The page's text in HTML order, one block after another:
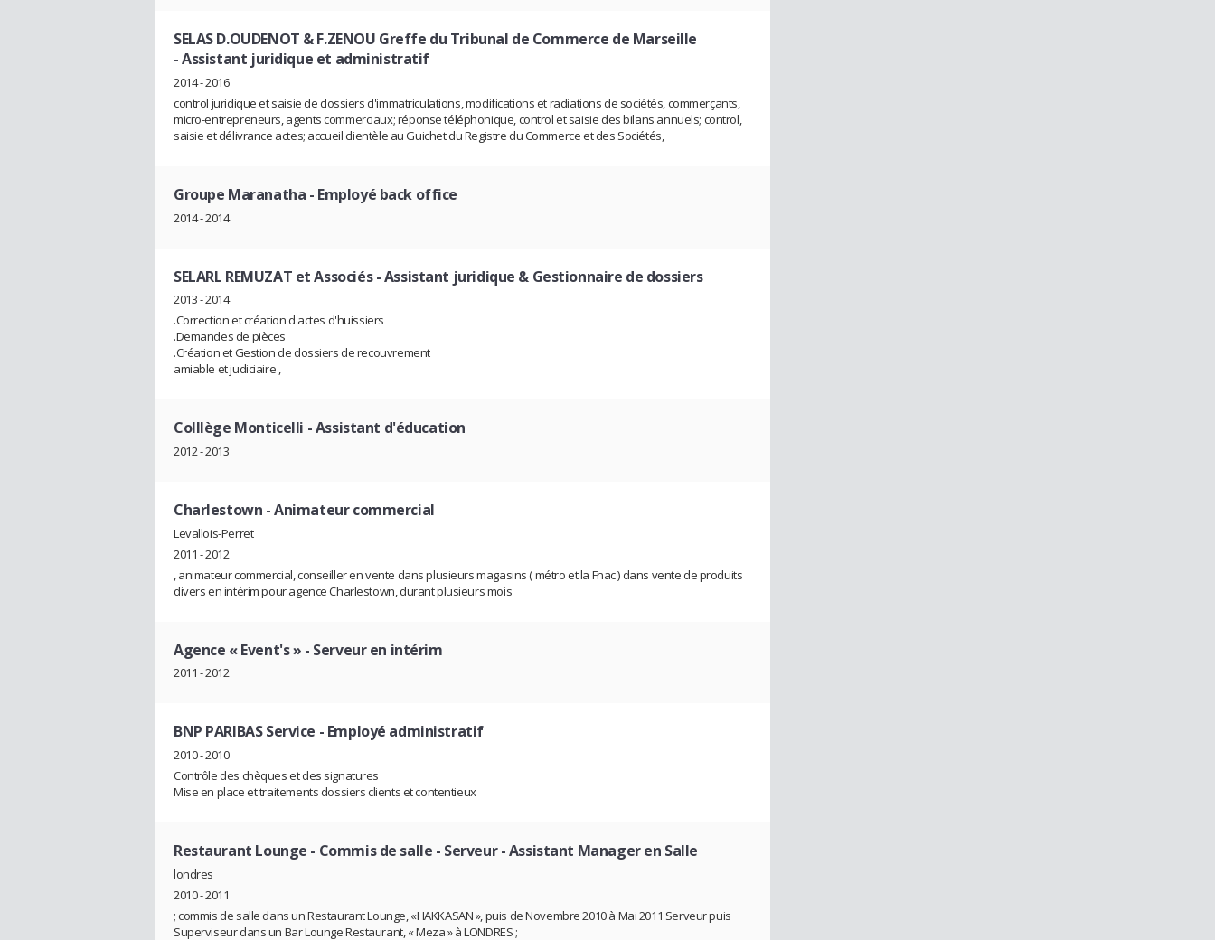
SELAS D.OUDENOT & F.ZENOU Greffe du Tribunal de Commerce de Marseille
- Assistant juridique et administratif
2014 - 2016
control juridique et saisie de dossiers d'immatriculations, modifications et radiations de sociétés, commerçants,
micro-entrepreneurs, agents commerciaux; réponse téléphonique, control et saisie des bilans annuels; control,
saisie et délivrance actes; accueil clientèle au Guichet du Registre du Commerce et des Sociétés,
Groupe Maranatha - Employé back office
2014 - 2014
SELARL REMUZAT et Associés- Assistant juridique & Gestionnaire de dossiers
2013 - 2014
.Correction et création d'actes d'huissiers
.Demandes de pièces
.Création et Gestion de dossiers de recouvrement
amiable et judiciaire ,
Colllège Monticelli - Assistant d'éducation
2012 - 2013
Charlestown - Animateur commercial
Levallois-Perret
2011 - 2012
, animateur commercial, conseiller en vente dans plusieurs magasins ( métro et la Fnac ) dans vente de produits
divers en intérim pour agence Charlestown, durant plusieurs mois
Agence « Event's » - Serveur en intérim
2011 - 2012
BNP PARIBAS Service - Employé administratif
2010 - 2010
Contrôle des chèques et des signatures
Mise en place et traitements dossiers clients et contentieux
Restaurant Lounge - Commis de salle - Serveur - Assistant Manager en Salle
londres
2010 - 2011
; commis de salle dans un Restaurant Lounge, «HAKKASAN », puis de Novembre 2010 à Mai 2011 Serveur puis
Superviseur dans un Bar Lounge Restaurant, « Meza » à LONDRES ;